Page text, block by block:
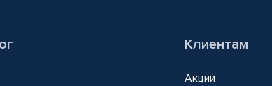
Клиентам
Акции